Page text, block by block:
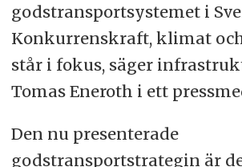
godstransportsystemet i
Konkurrenskraft, klimat
står i fokus, säger
Tomas Eneroth i ett
Den nu presenterade
godstransportstrategin är